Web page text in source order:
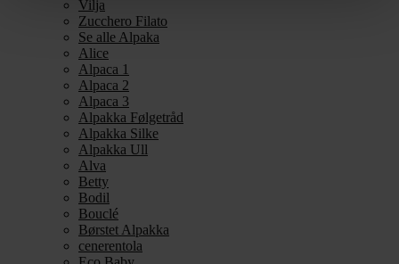
Vilja
Zucchero Filato
Se alle Alpaka
Alice
Alpaca 1
Alpaca 2
Alpaca 3
Alpakka Følgetråd
Alpakka Silke
Alpakka Ull
Alva
Betty
Bodil
Bouclé
Børstet Alpakka
cenerentola